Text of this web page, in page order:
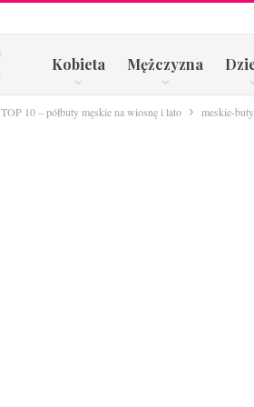
Kobieta Mężczyzna
TOP 10 – półbuty męskie na wiosnę i lato meskie-